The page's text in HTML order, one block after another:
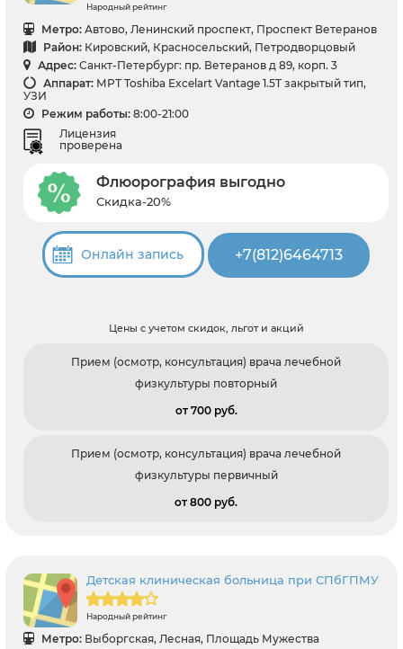
Народный рейтинг
Метро: Автово, Ленинский проспект, Проспект Ветеранов
Район: Кировский, Красносельский, Петродворцовый
Адрес: Санкт-Петербург: пр. Ветеранов д 89, корп. 3
Аппарат: МРТ Toshiba Excelart Vantage 1.5T закрытый тип,
УЗИ
Режим работы: 8:00-21:00
Лицензия
проверена
Флюорография выгодно
Скидка-20%
Онлайн запись +7(812)6464713
Цены с учетом скидок, льгот и акций
Прием (осмотр, консультация) врача лечебной
физкультуры повторный
от 700 pуб.
Прием (осмотр, консультация) врача лечебной
физкультуры первичный
от 800 pуб.
Детская клиническая больница при СПбГПМУ
Народный рейтинг
Метро: Выборгская, Лесная, Площадь Мужества